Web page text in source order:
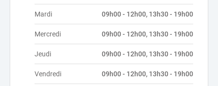
Mardi 09h00 - 12h00, 13h30 - 19h00
Mercredi 09h00 - 12h00, 13h30 - 19h00
Jeudi 09h00 - 12h00, 13h30 - 19h00
Vendredi 09h00 - 12h00, 13h30 - 19h00